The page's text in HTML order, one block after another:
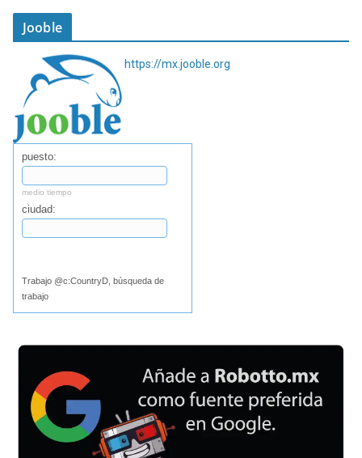
Jooble
https://mx.jooble.org
puesto:
medio tiempo
ciudad:
Trabajo @c:CountryD, búsqueda de
trabajo